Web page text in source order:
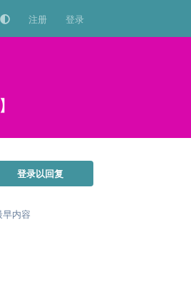
注册 登录
登录以回复
早内容